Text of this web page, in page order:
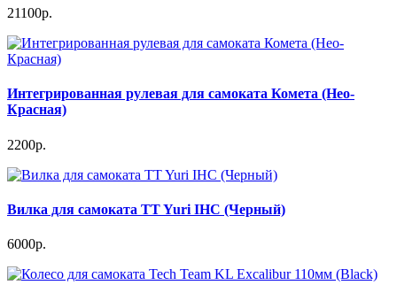
21100р.
Интегрированная рулевая для самоката Комета (Нео-
Красная)
2200р.
Вилка для самоката TT Yuri IHC (Черный)
6000р.